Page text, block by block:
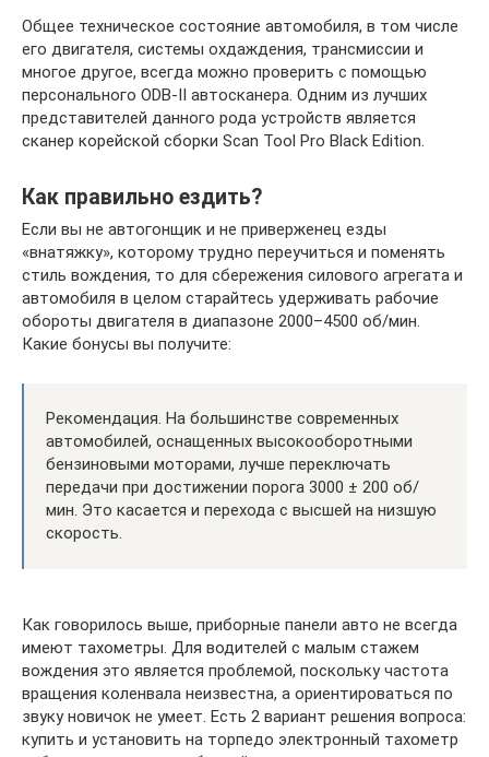
Общее техническое состояние автомобиля, в том числе
его двигателя, системы охдаждения, трансмиссии и
многое другое, всегда можно проверить с помощью
персонального ODB-II автосканера. Одним из лучших
представителей данного рода устройств является
сканер корейской сборки Scan Tool Pro Black Edition.
Как правильно ездить?
Если вы не автогонщик и не приверженец езды
«внатяжку», которому трудно переучиться и поменять
стиль вождения, то для сбережения силового агрегата и
автомобиля в целом старайтесь удерживать рабочие
обороты двигателя в диапазоне 2000–4500 об/мин.
Какие бонусы вы получите:
Рекомендация. На большинстве современных
автомобилей, оснащенных высокооборотными
бензиновыми моторами, лучше переключать
передачи при достижении порога 3000 ± 200 об/
мин. Это касается и перехода с высшей на низшую
скорость.
Как говорилось выше, приборные панели авто не всегда
имеют тахометры. Для водителей с малым стажем
вождения это является проблемой, поскольку частота
вращения коленвала неизвестна, а ориентироваться по
звуку новичок не умеет. Есть 2 вариант решения вопроса:
купить и установить на торпедо электронный тахометр